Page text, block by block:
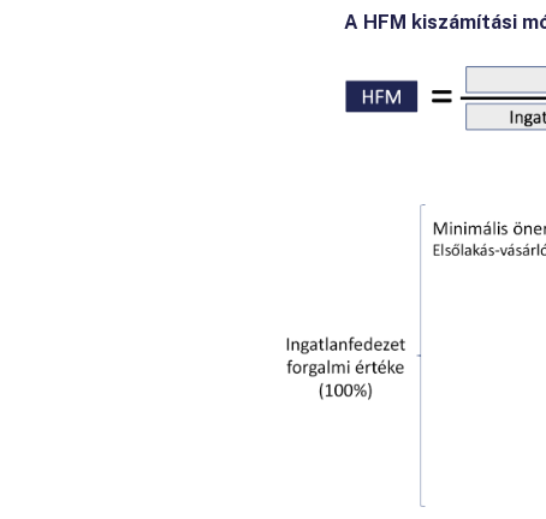
A HFM kiszámítási